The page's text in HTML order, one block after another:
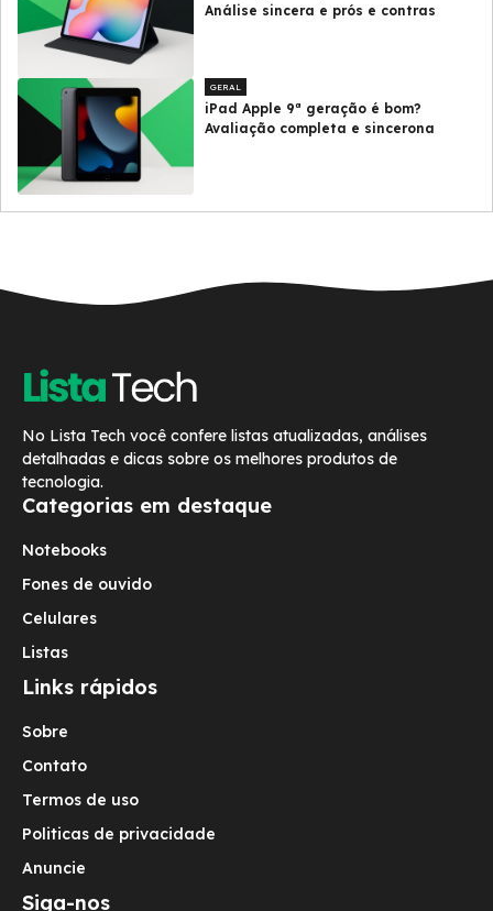
Análise sincera e prós e contras
GERAL
iPad Apple 9ª geração é bom?
Avaliação completa e sincerona
No Lista Tech você confere listas atualizadas, análises
detalhadas e dicas sobre os melhores produtos de
tecnologia.
Categorias em destaque
Notebooks
Fones de ouvido
Celulares
Listas
Links rápidos
Sobre
Contato
Termos de uso
Politicas de privacidade
Anuncie
Siga-nos